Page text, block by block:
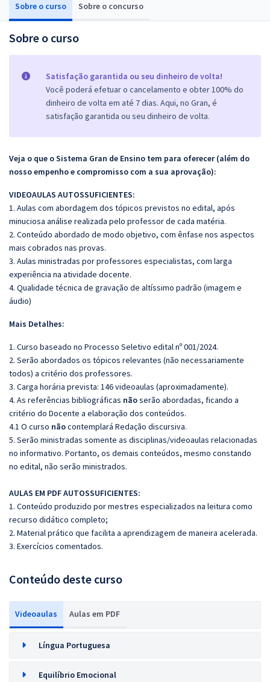
Sobre o curso Sobre o concurso
Sobre o curso
Satisfação garantida ou seu dinheiro de volta!
Você poderá efetuar o cancelamento e obter 100% do
dinheiro de volta em até 7 dias. Aqui, no Gran, é
satisfação garantida ou seu dinheiro de volta.
Veja o que o Sistema Gran de Ensino tem para oferecer (além do
nosso empenho e compromisso com a sua aprovação):
VIDEOAULAS AUTOSSUFICIENTES:
1. Aulas com abordagem dos tópicos previstos no edital, após
minuciosa análise realizada pelo professor de cada matéria.
2. Conteúdo abordado de modo objetivo, com ênfase nos aspectos
mais cobrados nas provas.
3. Aulas ministradas por professores especialistas, com larga
experiência na atividade docente.
4. Qualidade técnica de gravação de altíssimo padrão (imagem e
áudio)
Mais Detalhes:
1. Curso baseado no Processo Seletivo edital nº 001/2024.
2. Serão abordados os tópicos relevantes (não necessariamente
todos) a critério dos professores.
3. Carga horária prevista: 146 videoaulas (aproximadamente).
4. As referências bibliográficas nãoserão abordadas, ficando a
critério do Docente a elaboração dos conteúdos.
4.1 O curso nãocontemplará Redação discursiva.
5. Serão ministradas somente as disciplinas/videoaulas relacionadas
no informativo. Portanto, os demais conteúdos, mesmo constando
no edital, não serão ministrados.
AULAS EM PDF AUTOSSUFICIENTES:
1. Conteúdo produzido por mestres especializados na leitura como
recurso didático completo;
2. Material prático que facilita a aprendizagem de maneira acelerada.
3. Exercícios comentados.
Conteúdo deste curso
Videoaulas Aulas em PDF
Língua Portuguesa
Equilíbrio Emocional